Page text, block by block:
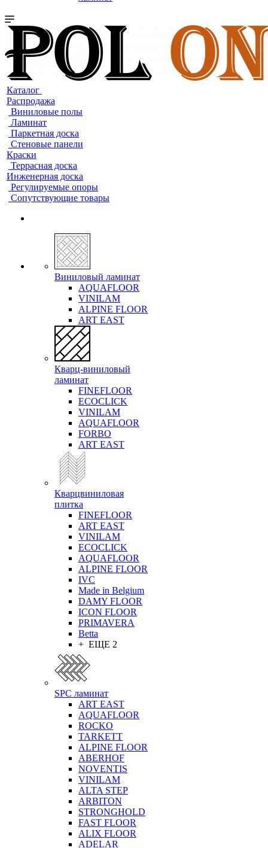
Каталог
Распродажа
Виниловые полы
Ламинат
Паркетная доска
Стеновые панели
Краски
Террасная доска
Инженерная доска
Регулируемые опоры
Сопутствующие товары
Виниловый ламинат
AQUAFLOOR
VINILAM
ALPINE FLOOR
ART EAST
Кварц-виниловый
ламинат
FINEFLOOR
ECOCLICK
VINILAM
AQUAFLOOR
FORBO
ART EAST
Кварцвиниловая
плитка
FINEFLOOR
ART EAST
VINILAM
ECOCLICK
AQUAFLOOR
ALPINE FLOOR
IVC
Made in Belgium
DAMY FLOOR
ICON FLOOR
PRIMAVERA
Betta
+ ЕЩЕ 2
SPC ламинат
ART EAST
AQUAFLOOR
ROCKO
TARKETT
ALPINE FLOOR
ABERHOF
NOVENTIS
VINILAM
ALTA STEP
ARBITON
STRONGHOLD
FAST FLOOR
ALIX FLOOR
ADELAR